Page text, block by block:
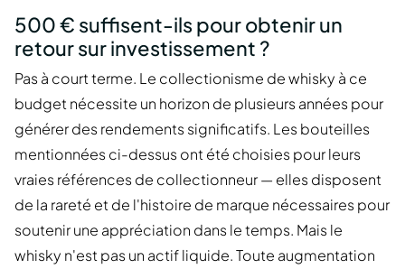
500 € suffisent-ils pour obtenir un
retour sur investissement ?
Pas à court terme. Le collectionisme de whisky à ce
budget nécessite un horizon de plusieurs années pour
générer des rendements significatifs. Les bouteilles
mentionnées ci-dessus ont été choisies pour leurs
vraies références de collectionneur — elles disposent
de la rareté et de l'histoire de marque nécessaires pour
soutenir une appréciation dans le temps. Mais le
whisky n'est pas un actif liquide. Toute augmentation